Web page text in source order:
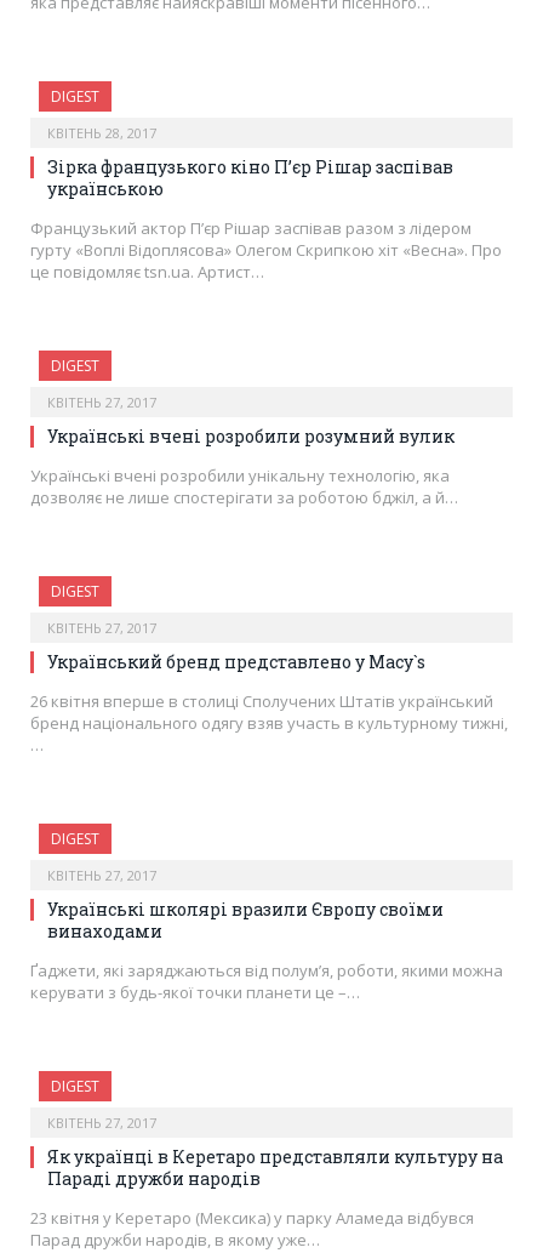
DIGEST
КВІТЕНЬ 28, 2017
Зірка французького кіно П’єр Рішар заспівав
українською
Французький актор П’єр Рішар заспівав разом з лідером
гурту «Воплі Відоплясова» Олегом Скрипкою хіт «Весна». Про
це повідомляє tsn.ua. Артист…
DIGEST
КВІТЕНЬ 27, 2017
Українські вчені розробили розумний вулик
Українські вчені розробили унікальну технологію, яка
дозволяє не лише спостерігати за роботою бджіл, а й…
DIGEST
КВІТЕНЬ 27, 2017
Український бренд представлено у Macy`s
26 квітня вперше в столиці Сполучених Штатів український
бренд національного одягу взяв участь в культурному тижні,
…
DIGEST
КВІТЕНЬ 27, 2017
Українські школярі вразили Європу своїми
винаходами
Ґаджети, які заряджаються від полум’я, роботи, якими можна
керувати з будь-якої точки планети це –…
DIGEST
КВІТЕНЬ 27, 2017
Як українці в Керетаро представляли культуру на
Параді дружби народів
23 квітня у Керетаро (Мексика) у парку Аламеда відбувся
Парад дружби народів, в якому уже…